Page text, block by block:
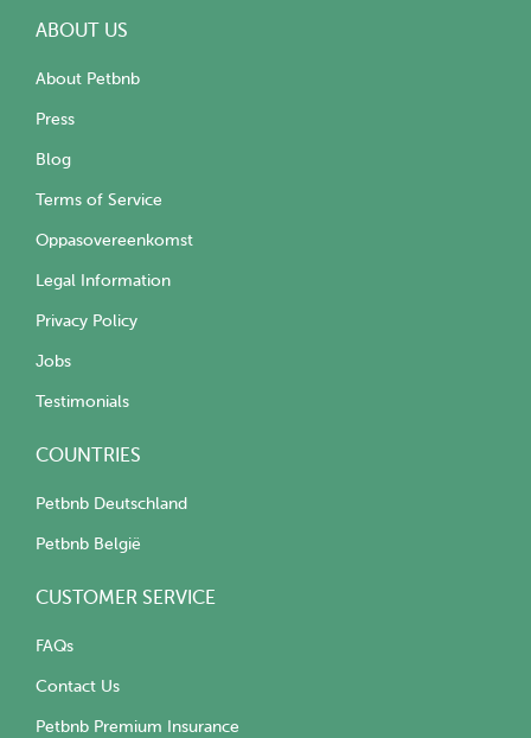
ABOUT US
About Petbnb
Press
Blog
Terms of Service
Oppasovereenkomst
Legal Information
Privacy Policy
Jobs
Testimonials
COUNTRIES
Petbnb Deutschland
Petbnb België
CUSTOMER SERVICE
FAQs
Contact Us
Petbnb Premium Insurance